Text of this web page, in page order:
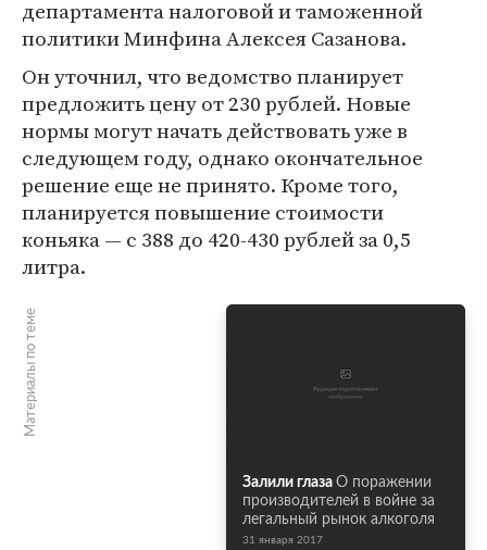
департамента налоговой и таможенной
политики Минфина Алексея Сазанова.
Он уточнил, что ведомство планирует
предложить цену от 230 рублей. Новые
нормы могут начать действовать уже в
следующем году, однако окончательное
решение еще не принято. Кроме того,
планируется повышение стоимости
коньяка — с 388 до 420-430 рублей за 0,5
литра.
Материалы по теме
Залили глаза О поражении
производителей в войне за
легальный рынок алкоголя
31 января 2017